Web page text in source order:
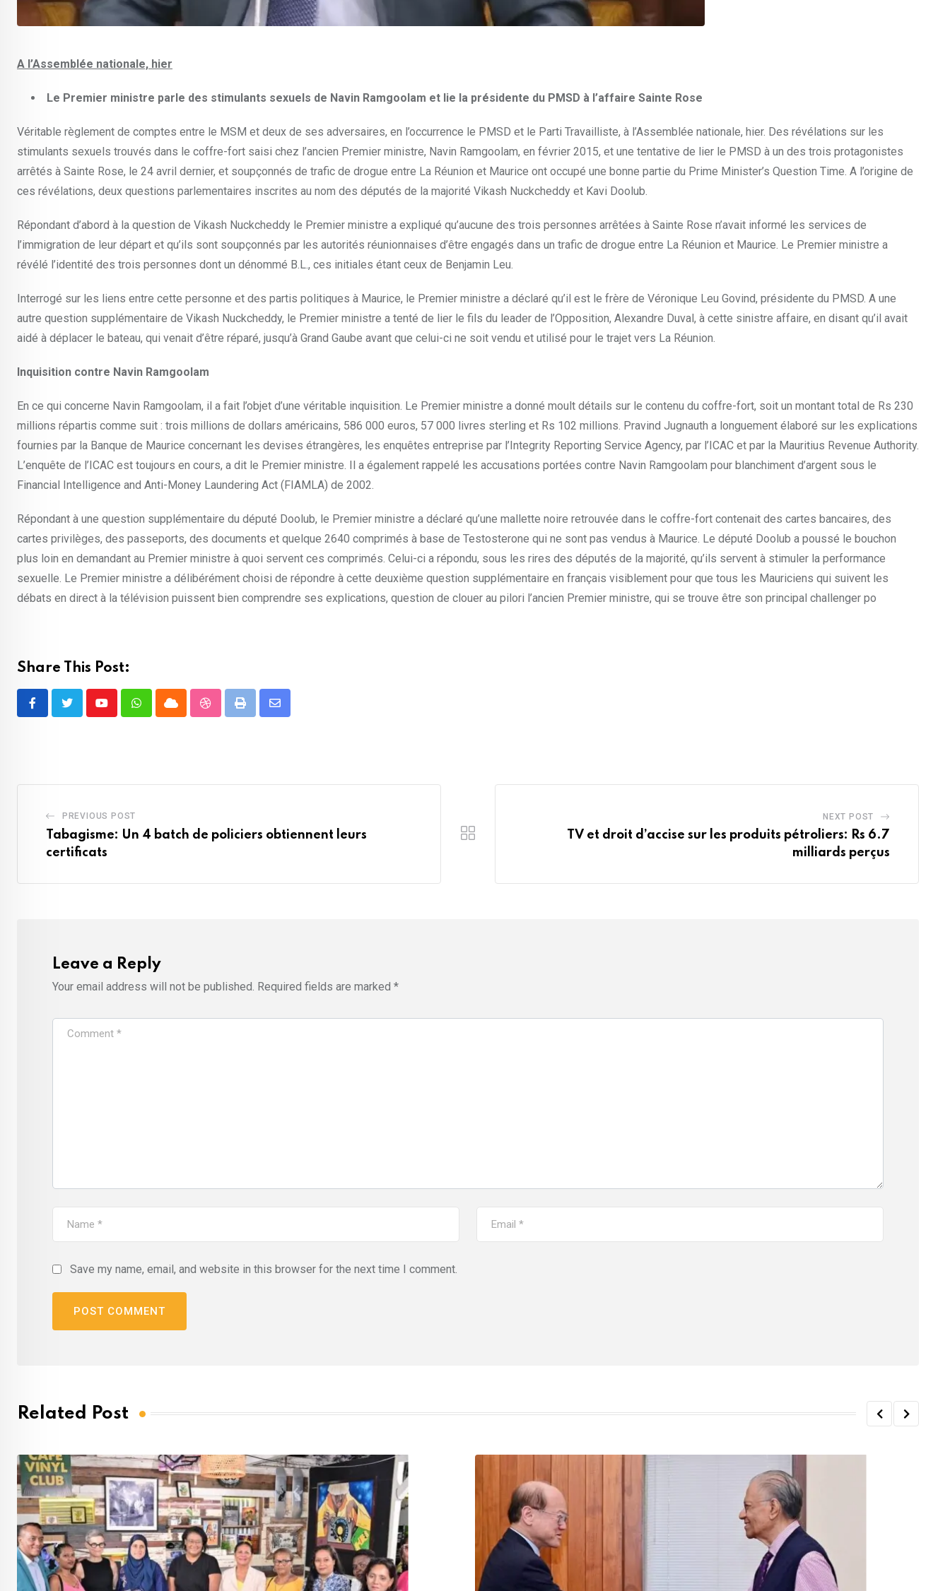
A l’Assemblée nationale, hier
Le Premier ministre parle des stimulants sexuels de Navin Ramgoolam et lie la présidente du PMSD à l’affaire Sainte Rose
Véritable règlement de comptes entre le MSM et deux de ses adversaires, en l’occurrence le PMSD et le Parti Travailliste, à l’Assemblée nationale, hier. Des révélations sur les
stimulants sexuels trouvés dans le coffre-fort saisi chez l’ancien Premier ministre, Navin Ramgoolam, en février 2015, et une tentative de lier le PMSD à un des trois protagonistes
arrêtés à Sainte Rose, le 24 avril dernier, et soupçonnés de trafic de drogue entre La Réunion et Maurice ont occupé une bonne partie du Prime Minister’s Question Time. A l’origine de
ces révélations, deux questions parlementaires inscrites au nom des députés de la majorité Vikash Nuckcheddy et Kavi Doolub.
Répondant d’abord à la question de Vikash Nuckcheddy le Premier ministre a expliqué qu’aucune des trois personnes arrêtées à Sainte Rose n’avait informé les services de
l’immigration de leur départ et qu’ils sont soupçonnés par les autorités réunionnaises d’être engagés dans un trafic de drogue entre La Réunion et Maurice. Le Premier ministre a
révélé l’identité des trois personnes dont un dénommé B.L., ces initiales étant ceux de Benjamin Leu.
Interrogé sur les liens entre cette personne et des partis politiques à Maurice, le Premier ministre a déclaré qu’il est le frère de Véronique Leu Govind, présidente du PMSD. A une
autre question supplémentaire de Vikash Nuckcheddy, le Premier ministre a tenté de lier le fils du leader de l’Opposition, Alexandre Duval, à cette sinistre affaire, en disant qu’il avait
aidé à déplacer le bateau, qui venait d’être réparé, jusqu’à Grand Gaube avant que celui-ci ne soit vendu et utilisé pour le trajet vers La Réunion.
Inquisition contre Navin Ramgoolam
En ce qui concerne Navin Ramgoolam, il a fait l’objet d’une véritable inquisition. Le Premier ministre a donné moult détails sur le contenu du coffre-fort, soit un montant total de Rs 230
millions répartis comme suit : trois millions de dollars américains, 586 000 euros, 57 000 livres sterling et Rs 102 millions. Pravind Jugnauth a longuement élaboré sur les explications
fournies par la Banque de Maurice concernant les devises étrangères, les enquêtes entreprise par l’Integrity Reporting Service Agency, par l’ICAC et par la Mauritius Revenue Authority.
L’enquête de l’ICAC est toujours en cours, a dit le Premier ministre. Il a également rappelé les accusations portées contre Navin Ramgoolam pour blanchiment d’argent sous le
Financial Intelligence and Anti-Money Laundering Act (FIAMLA) de 2002.
Répondant à une question supplémentaire du député Doolub, le Premier ministre a déclaré qu’une mallette noire retrouvée dans le coffre-fort contenait des cartes bancaires, des
cartes privilèges, des passeports, des documents et quelque 2640 comprimés à base de Testosterone qui ne sont pas vendus à Maurice. Le député Doolub a poussé le bouchon
plus loin en demandant au Premier ministre à quoi servent ces comprimés. Celui-ci a répondu, sous les rires des députés de la majorité, qu’ils servent à stimuler la performance
sexuelle. Le Premier ministre a délibérément choisi de répondre à cette deuxième question supplémentaire en français visiblement pour que tous les Mauriciens qui suivent les
débats en direct à la télévision puissent bien comprendre ses explications, question de clouer au pilori l’ancien Premier ministre, qui se trouve être son principal challenger po
Share This Post:
YoutubeWhatsappCloud StumbleUpon
Print
Share
PREVIOUS POST
Tabagisme: Un 4 batch de policiers obtiennent leurs
certificats
NEXT POST
TV et droit d’accise sur les produits pétroliers: Rs 6.7
milliards perçus
Leave a Reply
Your email address will not be published. Required fields are marked *
Save my name, email, and website in this browser for the next time I comment.
Related Post